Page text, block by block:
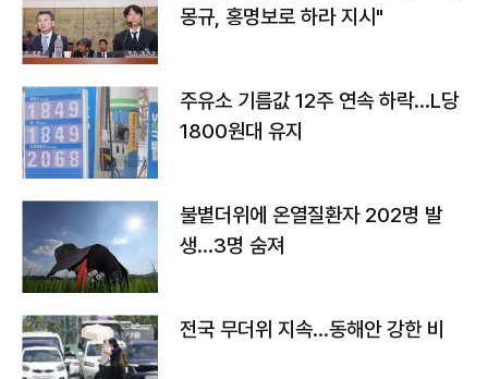
몽규, 홍명보로 하라 지시"
주유소 기름값 12주 연속 하락…L당
1800원대 유지
불볕더위에 온열질환자 202명 발
생…3명 숨져
전국 무더위 지속…동해안 강한 비